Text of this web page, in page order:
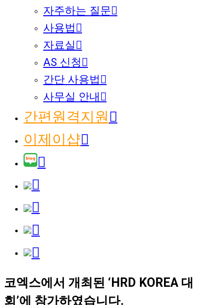
자주하는 질문
사용법
자료실
AS 신청
간단 사용법
사무실 안내
간편원격지원
이제이샵
코엑스에서 개최된 ‘HRD KOREA 대
회’에 참가하였습니다.